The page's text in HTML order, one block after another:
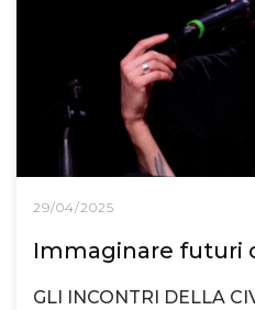
29/04/2025
Immaginare futuri
GLI INCONTRI DELLA